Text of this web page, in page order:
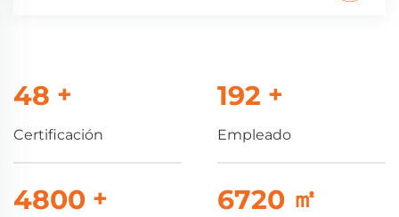
50 +
Certificación
200 +
Empleado
5000 + 7000 ㎡